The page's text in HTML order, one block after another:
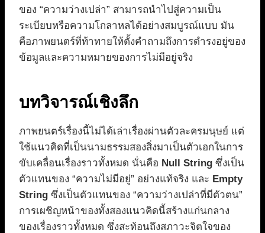
ของ “ความว่างเปล่า” สามารถนำไปสู่ความเป็น
ระเบียบหรือความโกลาหลได้อย่างสมบูรณ์แบบ มัน
คือภาพยนตร์ที่ท้าทายให้ตั้งคำถามถึงการดำรงอยู่ของ
ข้อมูลและความหมายของการไม่มีอยู่จริง
บทวิจารณ์เชิงลึก
ภาพยนตร์เรื่องนี้ไม่ได้เล่าเรื่องผ่านตัวละครมนุษย์ แต่
ใช้แนวคิดที่เป็นนามธรรมสองสิ่งมาเป็นตัวเอกในการ
ขับเคลื่อนเรื่องราวทั้งหมด นั่นคือ Null String ซึ่งเป็น
ตัวแทนของ “ความไม่มีอยู่” อย่างแท้จริง และ Empty
String ซึ่งเป็นตัวแทนของ “ความว่างเปล่าที่มีตัวตน”
การเผชิญหน้าของทั้งสองแนวคิดนี้สร้างแก่นกลาง
ของเรื่องราวทั้งหมด ซึ่งสะท้อนถึงสภาวะจิตใจของ